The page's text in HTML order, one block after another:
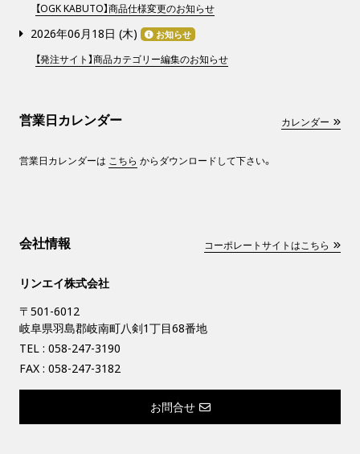
【OGK KABUTO】商品仕様変更のお知らせ
2026年06月18日 (木) お知らせ
【発注サイト】商品カテゴリー編集のお知らせ
営業日カレンダー カレンダー
営業日カレンダーは こちら からダウンロードして下さい。
会社情報 コーポレートサイトはこちら
リンエイ株式会社
〒501-6012
岐阜県羽島郡岐南町八剣1丁目68番地
TEL : 058-247-3190
FAX : 058-247-3182
お問合せ